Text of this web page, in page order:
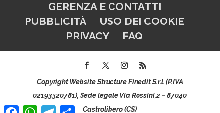
GERENZA E CONTATTI
PUBBLICITÀ
USO DEI COOKIE
PRIVACY
FAQ
Copyright Website Structure Finedit S.r.l. (P.IVA
02193320781), Sede legale Via Rossini,2 – 87040
Castrolibero (CS)
Facebook
WhatsAppTelegram
Condividi